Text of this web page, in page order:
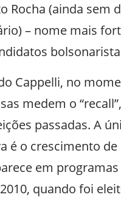
Rocha (ainda sem
– nome mais
Cappelli, no
medem o
passadas. A
é o crescimento
em
quando foi